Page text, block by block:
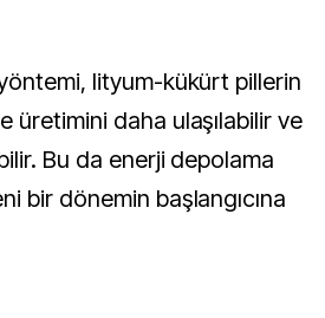
lityum-kükürt pillerin
üretimini daha ulaşılabilir ve
Bu da enerji depolama
bir dönemin başlangıcına